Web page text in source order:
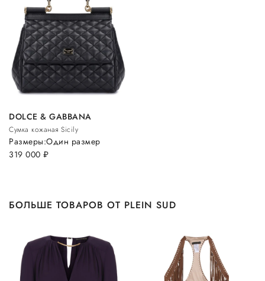
DOLCE & GABBANA
Сумка кожаная Sicily
319 000 руб.
Размеры:Один размер
БОЛЬШЕ ТОВАРОВ ОТ PLEIN SUD